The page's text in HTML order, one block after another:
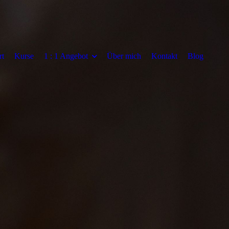
Kurse 1 : 1 Angebot Über mich Kontakt Blog